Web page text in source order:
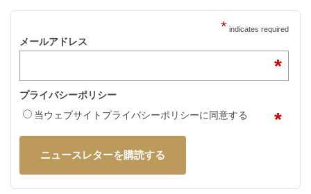
* indicates required
メールアドレス
*
プライバシーポリシー
*
当ウェブサイトプライバシーポリシーに同意する